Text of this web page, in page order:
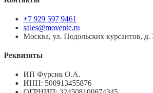
+7 929 597 9461
sales@movente.ru
Москва, ул. Подольских курсантов, д.
Реквизиты
ИП Фурсик О.А.
ИНН: 500913455876